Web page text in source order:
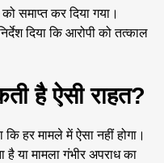
समाप्त कर दिया गया।
दिया कि आरोपी को तत्काल
है ऐसी राहत?
हर मामले में ऐसा नहीं होगा।
या मामला गंभीर अपराध का